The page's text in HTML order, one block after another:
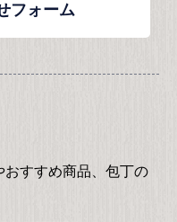
フォーム
すすめ商品、包丁の